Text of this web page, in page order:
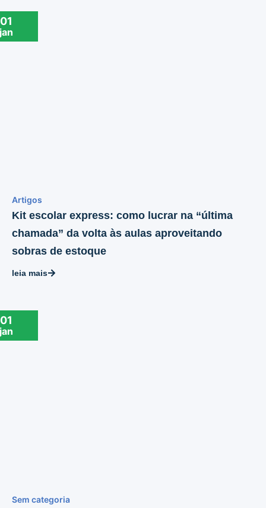
01
jan
Artigos
Kit escolar express: como lucrar na “última
chamada” da volta às aulas aproveitando
sobras de estoque
leia mais
01
jan
Sem categoria